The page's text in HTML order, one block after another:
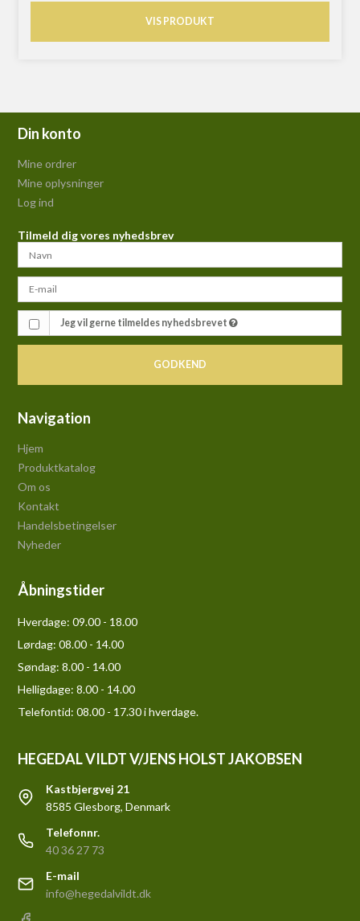
VIS PRODUKT
Din konto
Mine ordrer
Mine oplysninger
Log ind
Tilmeld dig vores nyhedsbrev
Jeg vil gerne tilmeldes nyhedsbrevet
GODKEND
Navigation
Hjem
Produktkatalog
Om os
Kontakt
Handelsbetingelser
Nyheder
Åbningstider
Hverdage: 09.00 - 18.00
Lørdag: 08.00 - 14.00
Søndag: 8.00 - 14.00
Helligdage: 8.00 - 14.00
Telefontid: 08.00 - 17.30 i hverdage.
HEGEDAL VILDT V/JENS HOLST JAKOBSEN
Kastbjergvej 21
8585 Glesborg, Denmark
Telefonnr.
40 36 27 73
E-mail
info@hegedalvildt.dk